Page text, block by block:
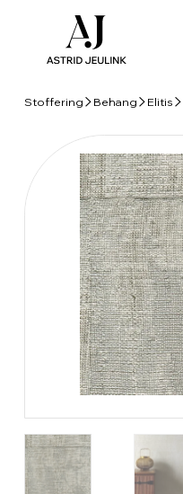
Stoffering Behang Elitis